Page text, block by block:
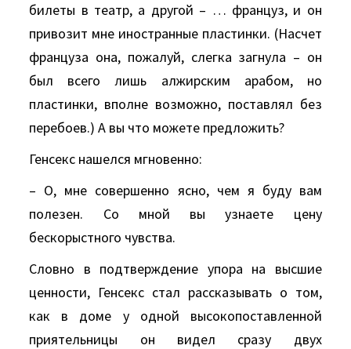
билеты в театр, а другой – … француз, и он
привозит мне иностранные пластинки. (Hасчет
француза она, пожалуй, слегка загнула – он
был всего лишь алжирским арабом, но
пластинки, вполне возможно, поставлял без
перебоев.) A вы что можете предложить?
Генсекс нашелся мгновенно:
– О, мне совершенно ясно, чем я буду вам
полезен. Со мной вы узнаете цену
бескорыстного чувства.
Словно в подтверждение упора на высшие
ценности, Генсекс стал рассказывать о том,
как в доме у одной высокопоставленной
приятельницы он видел сразу двух